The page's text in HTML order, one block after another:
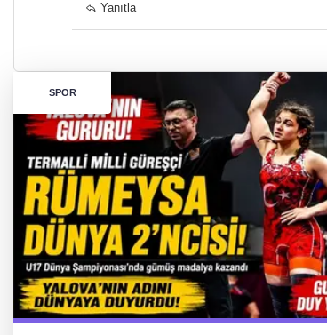
Yanıtla
SPOR